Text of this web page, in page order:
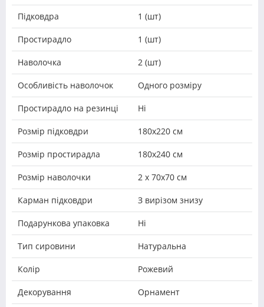
Підковдра 1 (шт)
Простирадло 1 (шт)
Наволочка 2 (шт)
Особливість наволочок Одного розміру
Простирадло на резинці Ні
Розмір підковдри 180х220 см
Розмір простирадла 180x240 см
Розмір наволочки 2 х 70х70 см
Карман підковдри З вирізом знизу
Подарункова упаковка Ні
Тип сировини Натуральна
Колір Рожевий
Декорування Орнамент